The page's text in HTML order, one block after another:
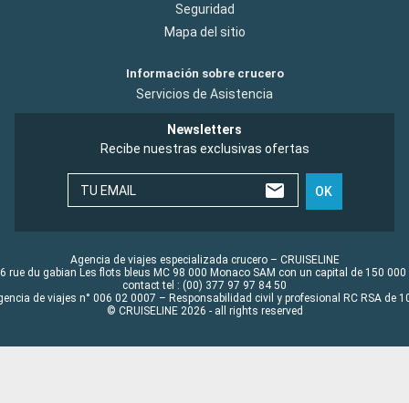
Seguridad
Mapa del sitio
Información sobre crucero
Servicios de Asistencia
Newsletters
Recibe nuestras exclusivas ofertas
TU EMAIL OK
Agencia de viajes especializada crucero – CRUISELINE
rue du gabian Les flots bleus MC 98 000 Monaco SAM con un capital de 150 000
contact tel : (00) 377 97 97 84 50
de viajes n° 006 02 0007 – Responsabilidad civil y profesional RC RSA de
© CRUISELINE 2026 - all rights reserved